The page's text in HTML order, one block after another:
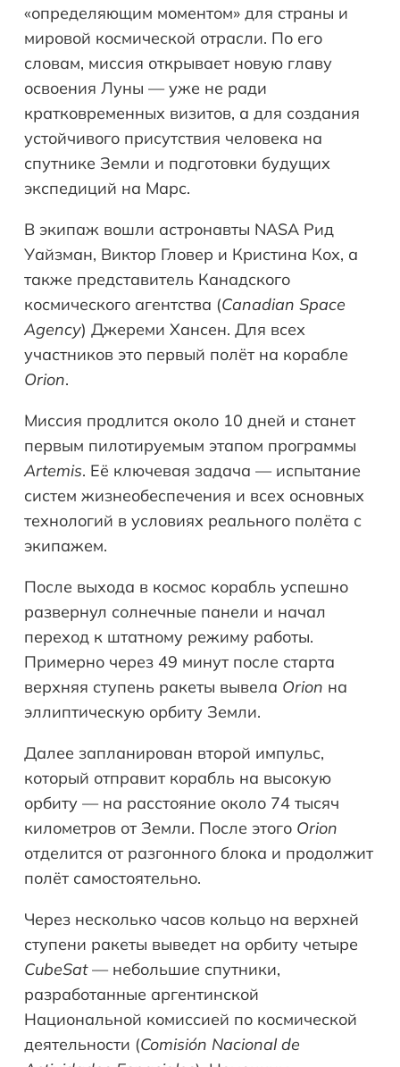
«определяющим моментом» для страны и
мировой космической отрасли. По его
словам, миссия открывает новую главу
освоения Луны — уже не ради
кратковременных визитов, а для создания
устойчивого присутствия человека на
спутнике Земли и подготовки будущих
экспедиций на Марс.
В экипаж вошли астронавты NASA Рид
Уайзман, Виктор Гловер и Кристина Кох, а
также представитель Канадского
космического агентства (Canadian Space
Agency) Джереми Хансен. Для всех
участников это первый полёт на корабле
Orion.
Миссия продлится около 10 дней и станет
первым пилотируемым этапом программы
Artemis. Её ключевая задача — испытание
систем жизнеобеспечения и всех основных
технологий в условиях реального полёта с
экипажем.
После выхода в космос корабль успешно
развернул солнечные панели и начал
переход к штатному режиму работы.
Примерно через 49 минут после старта
верхняя ступень ракеты вывела Orion на
эллиптическую орбиту Земли.
Далее запланирован второй импульс,
который отправит корабль на высокую
орбиту — на расстояние около 74 тысяч
километров от Земли. После этого Orion
отделится от разгонного блока и продолжит
полёт самостоятельно.
Через несколько часов кольцо на верхней
ступени ракеты выведет на орбиту четыре
CubeSat— небольшие спутники,
разработанные аргентинской
Национальной комиссией по космической
деятельности (Comisión Nacional de